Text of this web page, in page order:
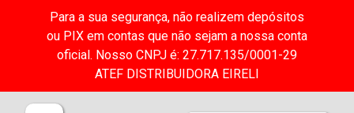
Para a sua segurança, não realizem depósitos
ou PIX em contas que não sejam a nossa conta
oficial. Nosso CNPJ é: 27.717.135/0001-29
ATEF DISTRIBUIDORA EIRELI